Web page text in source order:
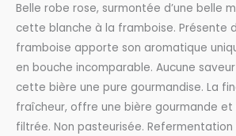
Zef
Framboise
33
cl
Belle robe rose, surmontée d’une belle
cette blanche à la framboise. Présente
framboise apporte son aromatique
en bouche incomparable. Aucune
cette bière une pure gourmandise. La
fraîcheur, offre une bière gourmande et
filtrée. Non pasteurisée.